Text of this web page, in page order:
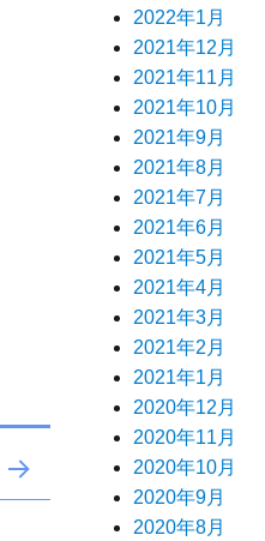
2022年1月
2021年12月
2021年11月
2021年10月
2021年9月
2021年8月
2021年7月
2021年6月
2021年5月
2021年4月
2021年3月
2021年2月
2021年1月
2020年12月
2020年11月
2020年10月
2020年9月
2020年8月